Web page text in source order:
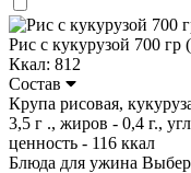
Рис с кукурузой 700 гр
Ккал: 812
Состав
Крупа рисовая,
3,5 г ., жиров - 0,4 г.,
ценность - 116 ккал
Блюда для ужина